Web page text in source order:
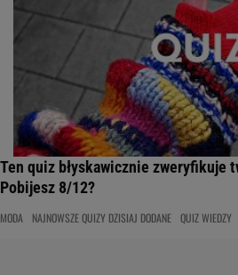
Ten quiz błyskawicznie zweryfikuje
Pobijesz 8/12?
MODA NAJNOWSZE QUIZY DZISIAJ DODANE QUIZ WIEDZY